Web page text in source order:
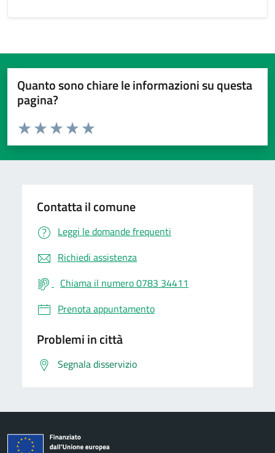
Quanto sono chiare le informazioni su questa
pagina?
Valuta da 1 a 5 stelle la pagina
Valuta 5 stelle su 5
Valuta 4 stelle su 5
Valuta 3 stelle su 5
Valuta 2 stelle su 5
Valuta 1 stelle su 5
Contatta il comune
Leggi le domande frequenti
Richiedi assistenza
Chiama il numero 0783 34411
Prenota appuntamento
Problemi in città
Segnala disservizio